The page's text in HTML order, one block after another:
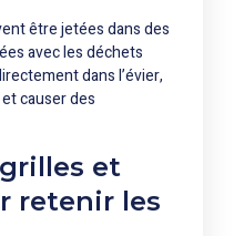
être jetées dans des
avec les déchets
dans l’évier,
causer des
et
retenir les